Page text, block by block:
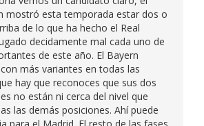
mostró esta temporada estar dos o
de lo que ha hecho el Real
decidamente mal cada uno de
de este año. El Bayern
más variantes en todas las
hay que reconoces que sus dos
no están ni cerca del nivel que
las demás posiciones. Ahí puede